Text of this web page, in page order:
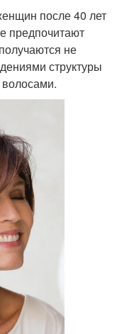
после 40 лет
предпочитают
не
структуры